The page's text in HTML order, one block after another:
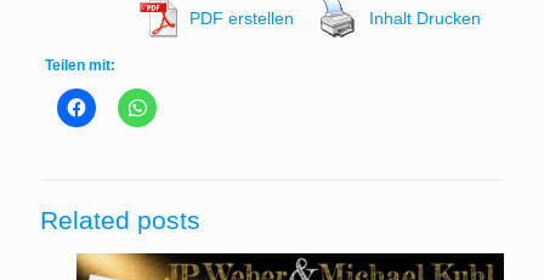
PDF erstellen Inhalt Drucken
Teilen mit:
Related posts